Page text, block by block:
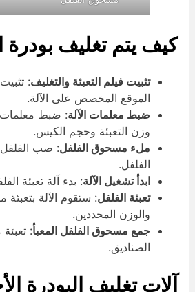
كيف يتم تغليف بودرة
تثبيت فيلم التعبئة والتغليف: تثبيت
الموقع المخصص على الآلة.
ضبط معلمات الآلة: ضبط معلمات
وزن التعبئة وحجم الكيس.
ملء مسحوق الفلفل: صب الفلفل في
الفلفل.
ابدأ تشغيل الآلة: بدء آلة تعبئة الفلفل.
تعبئة الفلفل: ستقوم الآلة بتعبئة
والوزن المحددين.
جمع مسحوق الفلفل المعبأ: تعبئة
الصناديق.
آلات تغليف البودرة